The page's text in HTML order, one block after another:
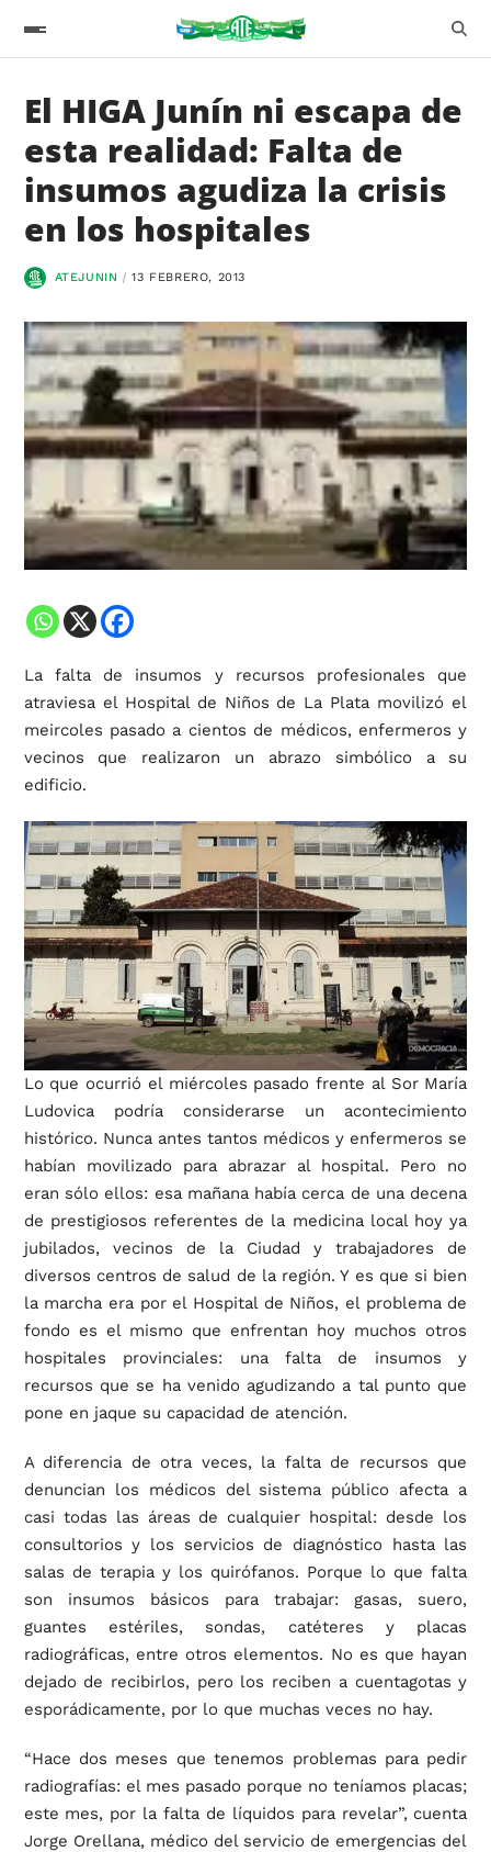
El HIGA Junín ni escapa de
esta realidad: Falta de
insumos agudiza la crisis
en los hospitales
ATEJUNIN 13 FEBRERO, 2013
La falta de insumos y recursos profesionales que
atraviesa el Hospital de Niños de La Plata movilizó el
meircoles pasado a cientos de médicos, enfermeros y
vecinos que realizaron un abrazo simbólico a su
edificio.
Lo que ocurrió el miércoles pasado frente al Sor María
Ludovica podría considerarse un acontecimiento
histórico. Nunca antes tantos médicos y enfermeros se
habían movilizado para abrazar al hospital. Pero no
eran sólo ellos: esa mañana había cerca de una decena
de prestigiosos referentes de la medicina local hoy ya
jubilados, vecinos de la Ciudad y trabajadores de
diversos centros de salud de la región. Y es que si bien
la marcha era por el Hospital de Niños, el problema de
fondo es el mismo que enfrentan hoy muchos otros
hospitales provinciales: una falta de insumos y
recursos que se ha venido agudizando a tal punto que
pone en jaque su capacidad de atención.
A diferencia de otra veces, la falta de recursos que
denuncian los médicos del sistema público afecta a
casi todas las áreas de cualquier hospital: desde los
consultorios y los servicios de diagnóstico hasta las
salas de terapia y los quirófanos. Porque lo que falta
son insumos básicos para trabajar: gasas, suero,
guantes estériles, sondas, catéteres y placas
radiográficas, entre otros elementos. No es que hayan
dejado de recibirlos, pero los reciben a cuentagotas y
esporádicamente, por lo que muchas veces no hay.
“Hace dos meses que tenemos problemas para pedir
radiografías: el mes pasado porque no teníamos placas;
este mes, por la falta de líquidos para revelar”, cuenta
Jorge Orellana, médico del servicio de emergencias del